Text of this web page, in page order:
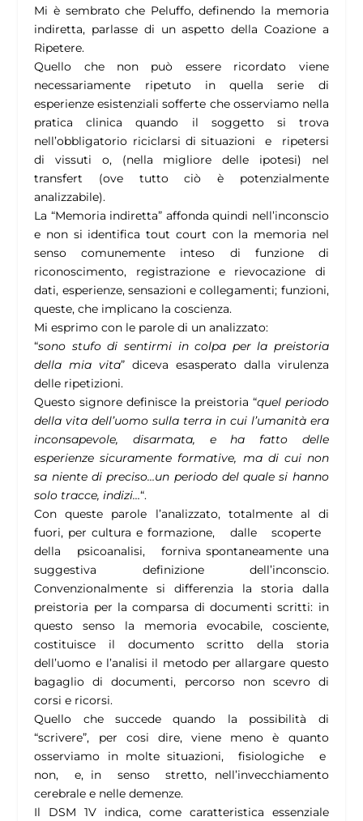
Mi è sembrato che Peluffo, definendo la memoria
indiretta, parlasse di un aspetto della Coazione a
Ripetere.
Quello che non può essere ricordato viene
necessariamente ripetuto in quella serie di
esperienze esistenziali sofferte che osserviamo nella
pratica clinica quando il soggetto si trova
nell’obbligatorio riciclarsi di situazioni e ripetersi
di vissuti o, (nella migliore delle ipotesi) nel
transfert (ove tutto ciò è potenzialmente
analizzabile).
La “Memoria indiretta” affonda quindi nell’inconscio
e non si identifica tout court con la memoria nel
senso comunemente inteso di funzione di
riconoscimento, registrazione e rievocazione di
dati, esperienze, sensazioni e collegamenti; funzioni,
queste, che implicano la coscienza.
Mi esprimo con le parole di un analizzato:
“sono stufo di sentirmi in colpa per la preistoria
della mia vita” diceva esasperato dalla virulenza
delle ripetizioni.
Questo signore definisce la preistoria “quel periodo
della vita dell’uomo sulla terra in cui l’umanità era
inconsapevole, disarmata, e ha fatto delle
esperienze sicuramente formative, ma di cui non
sa niente di preciso…un periodo del quale si hanno
solo tracce, indizi…“.
Con queste parole l’analizzato, totalmente al di
fuori, per cultura e formazione, dalle scoperte
della psicoanalisi, forniva spontaneamente una
suggestiva definizione dell’inconscio.
Convenzionalmente si differenzia la storia dalla
preistoria per la comparsa di documenti scritti: in
questo senso la memoria evocabile, cosciente,
costituisce il documento scritto della storia
dell’uomo e l’analisi il metodo per allargare questo
bagaglio di documenti, percorso non scevro di
corsi e ricorsi.
Quello che succede quando la possibilità di
“scrivere”, per cosi dire, viene meno è quanto
osserviamo in molte situazioni, fisiologiche e
non, e, in senso stretto, nell’invecchiamento
cerebrale e nelle demenze.
Il DSM 1V indica, come caratteristica essenziale